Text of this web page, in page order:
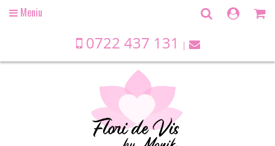
OpenMeniu
0722 437 131